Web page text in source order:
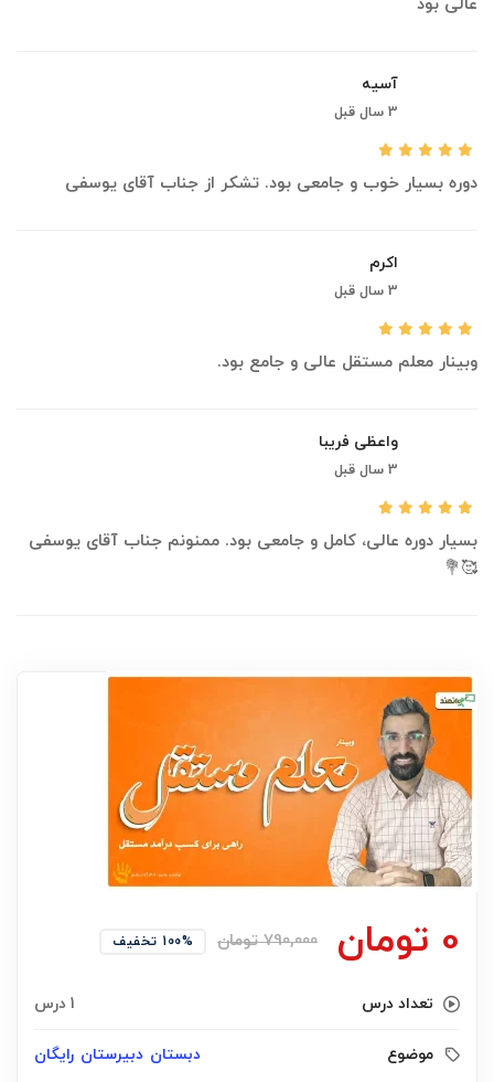
عالی بود
آسیه
3 سال قبل
دوره بسیار خوب و جامعی بود. تشکر از جناب آقای یوسفی
اکرم
3 سال قبل
وبینار معلم مستقل عالی و جامع بود.
واعظی فریبا
3 سال قبل
بسیار دوره عالی، کامل و جامعی بود. ممنونم جناب آقای یوسفی
🥰💐
0 تومان 790,000 تومان 100% تخفیف
تعداد درس 1 درس
موضوع دبستان دبیرستان رایگان